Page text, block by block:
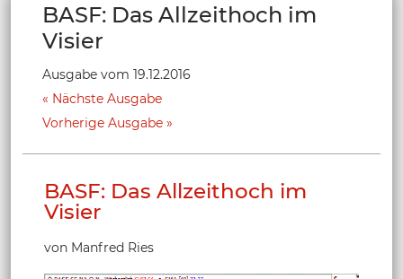
BASF: Das Allzeithoch im
Visier
Ausgabe vom 19.12.2016
Nächste Ausgabe
Vorherige Ausgabe
BASF: Das Allzeithoch im
Visier
von Manfred Ries